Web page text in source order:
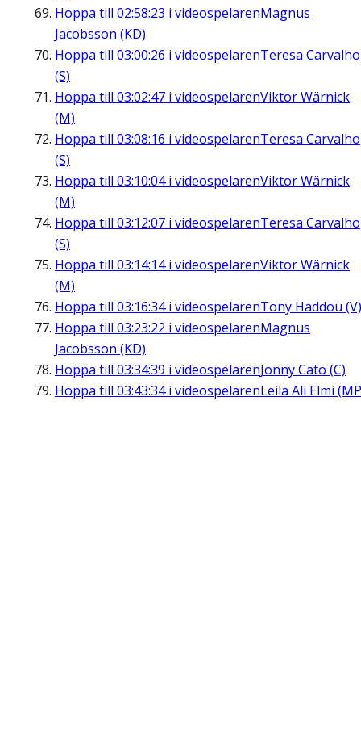
Hoppa till 02:58:23 i videospelarenMagnus
Jacobsson (KD)
Hoppa till 03:00:26 i videospelarenTeresa Carvalho
(S)
Hoppa till 03:02:47 i videospelarenViktor Wärnick
(M)
Hoppa till 03:08:16 i videospelarenTeresa Carvalho
(S)
Hoppa till 03:10:04i videospelarenViktor Wärnick
(M)
Hoppa till 03:12:07 i videospelarenTeresa Carvalho
(S)
Hoppa till 03:14:14i videospelarenViktor Wärnick
(M)
Hoppa till 03:16:34i videospelarenTony Haddou (V)
Hoppa till 03:23:22 i videospelarenMagnus
Jacobsson (KD)
Hoppa till 03:34:39 i videospelarenJonny Cato (C)
Hoppa till 03:43:34i videospelarenLeila Ali Elmi